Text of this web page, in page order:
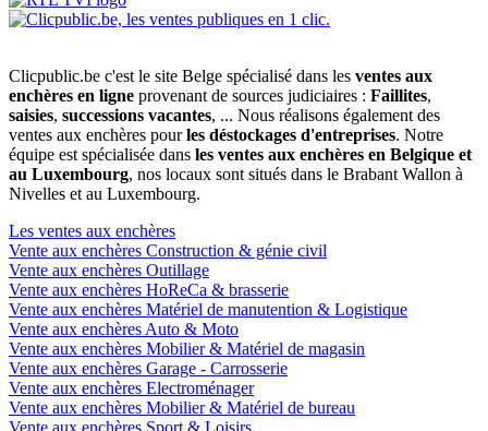
Clicpublic.be c'est le site Belge spécialisé dans les ventes aux
enchères en ligne provenant de sources judiciaires : Faillites,
saisies, successions vacantes, ... Nous réalisons également des
ventes aux enchères pourles déstockages d'entreprises. Notre
équipe est spécialisée dans les ventes aux enchères en Belgique et
au Luxembourg, nos locaux sont situés dans le Brabant Wallon à
Nivelles et au Luxembourg.
Les ventes aux enchères
Vente aux enchères Construction & génie civil
Vente aux enchères Outillage
Vente aux enchères HoReCa & brasserie
Vente aux enchères Matériel de manutention & Logistique
Vente aux enchères Auto & Moto
Vente aux enchères Mobilier & Matériel de magasin
Vente aux enchères Garage - Carrosserie
Vente aux enchères Electroménager
Vente aux enchères Mobilier & Matériel de bureau